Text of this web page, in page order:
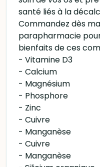
santé liés à la
Commandez dès
parapharmacie
bienfaits de ces
- Vitamine D3
- Calcium
- Magnésium
- Phosphore
- Zinc
- Cuivre
- Manganèse
- Cuivre
- Manganèse